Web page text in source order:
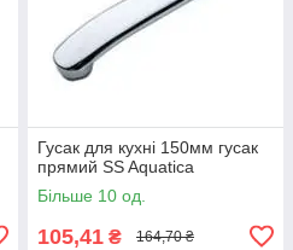
Гусак для кухні 150мм гусак
прямий SS Aquatica
Більше 10 од.
105,41 ₴ 164,70 ₴